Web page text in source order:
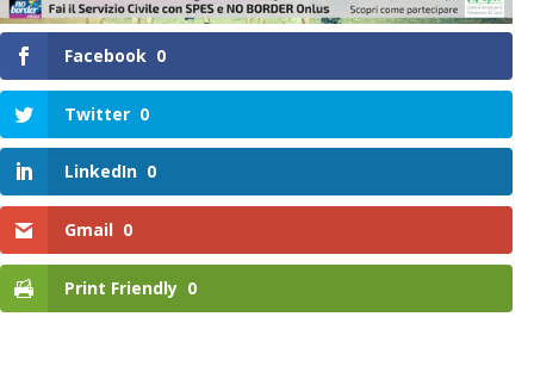
Facebook 0
Twitter 0
LinkedIn 0
Gmail 0
Print Friendly 0